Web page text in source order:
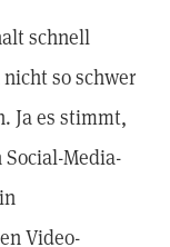
schnell
so schwer
Ja es stimmt,
Media-
Video-